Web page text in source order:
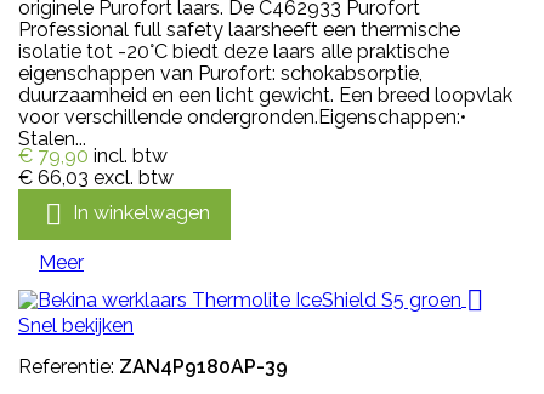
originele Purofort laars. De C462933 Purofort
Professional full safety laarsheeft een thermische
isolatie tot -20°C biedt deze laars alle praktische
eigenschappen van Purofort: schokabsorptie,
duurzaamheid en een licht gewicht. Een breed loopvlak
voor verschillende ondergronden.Eigenschappen:•
Stalen...
€ 79,90 incl. btw
€ 66,03 excl. btw
 In winkelwagen
Meer

Snel bekijken
Referentie: ZAN4P9180AP-39